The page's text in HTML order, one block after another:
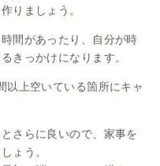
りましょう。
間があったり、自分が時
きっかけになります。
以上空いている箇所にキャ
さらに良いので、家事を
ょう。